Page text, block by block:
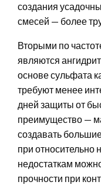
создания
смесей — более
Вторыми по
являются
основе сульфата
требуют менее
дней защиты от
преимущество —
создавать
при относительно
недостаткам
прочности при